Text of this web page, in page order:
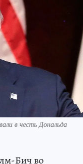
в честь Дональда
Бич во